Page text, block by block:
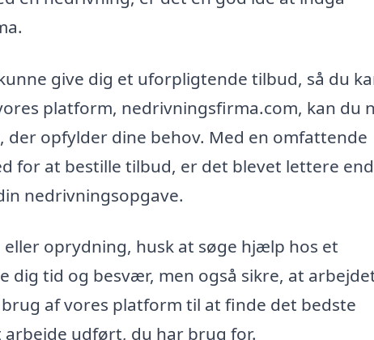
give dig et uforpligtende tilbud, så du
platform, nedrivningsfirma.com, kan du
, der opfylder dine behov. Med en omfattende
for at bestille tilbud, er det blevet lettere end
nedrivningsopgave.
oprydning, husk at søge hjælp hos et
dig tid og besvær, men også sikre, at
af vores platform til at finde det bedste
udført, du har brug for.